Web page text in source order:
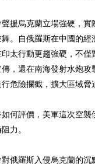
援烏克蘭立場強硬，
。自俄羅斯在中國的
印太行動更趨強硬，不
，還在南海發射水炮
危險攔截，擴大區域脅
何評價，美軍這次空
力。
俄羅斯入侵烏克蘭的